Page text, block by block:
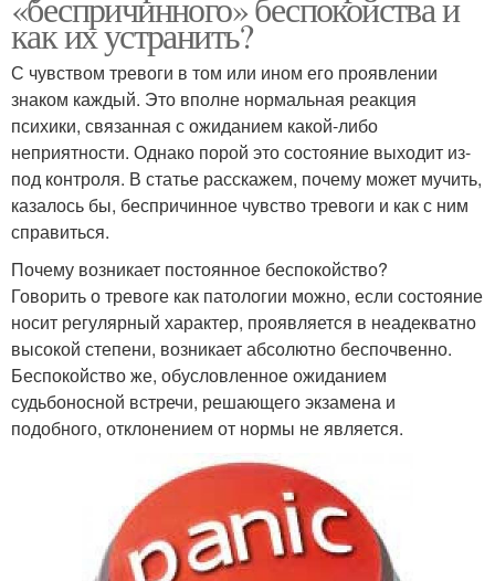
как их устранить?
С чувством тревоги в том или ином его проявлении
знаком каждый. Это вполне нормальная реакция
психики, связанная с ожиданием какой-либо
неприятности. Однако порой это состояние выходит из-
под контроля. В статье расскажем, почему может мучить,
казалось бы, беспричинное чувство тревоги и как с ним
справиться.
Почему возникает постоянное беспокойство?
Говорить о тревоге как патологии можно, если состояние
носит регулярный характер, проявляется в неадекватно
высокой степени, возникает абсолютно беспочвенно.
Беспокойство же, обусловленное ожиданием
судьбоносной встречи, решающего экзамена и
подобного, отклонением от нормы не является.